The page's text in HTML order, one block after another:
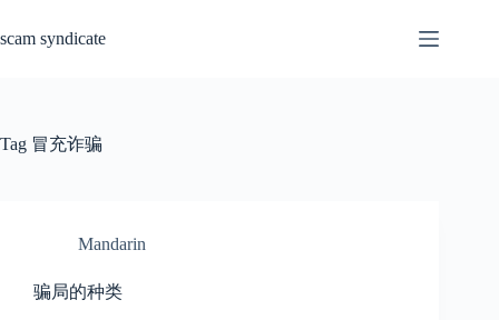
content
scam syndicate
Tag 冒充诈骗
Mandarin
骗局的种类